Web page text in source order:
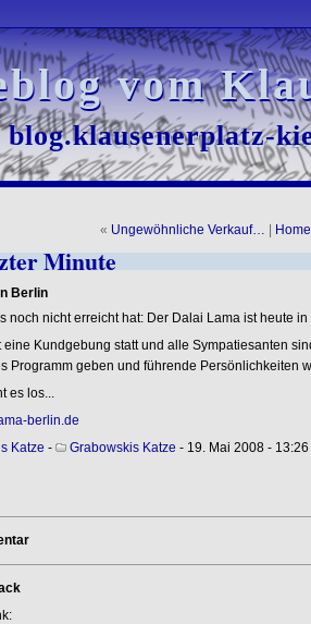
vom
vom
« Ungewöhnliche Verkauf… Home
Minute
Berlin
noch nicht erreicht hat: Der Dalai Lama ist heute
eine Kundgebung statt und alle Sympatiesanten
Programm geben und führende Persönlichkeiten
es los...
berlin.de
Katze - Grabowskis Katze - 19. Mai 2008 - 13:26